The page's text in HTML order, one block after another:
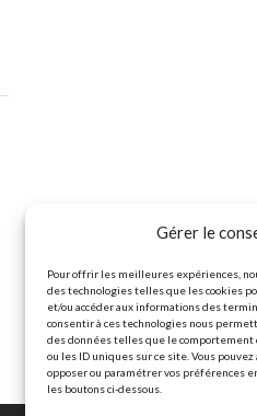
Gérer le
Pour offrir les meilleures expériences,
des technologies telles que les cookies
et/ou accéder aux informations des
consentir à ces technologies nous
des données telles que le comportement
ou les ID uniques sur ce site. Vous pouvez
opposer ou paramétrer vos préférences
les boutons ci-dessous.